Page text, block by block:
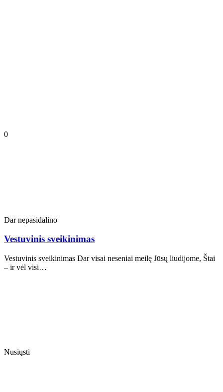
0
Dar nepasidalino
Vestuvinis sveikinimas
Vestuvinis sveikinimas Dar visai neseniai meilę Jūsų liudijome, Štai
– ir vėl visi…
Nusiųsti